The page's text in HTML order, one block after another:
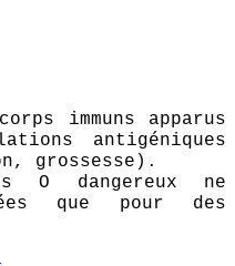
immuns apparus
antigéniques
grossesse).
O dangereux ne
que pour des